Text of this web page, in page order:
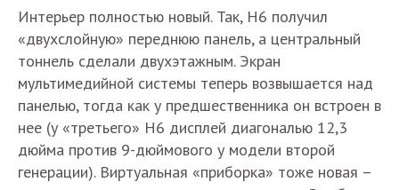
Интерьер полностью новый. Так, H6 получил
«двухслойную» переднюю панель, а центральный
тоннель сделали двухэтажным. Экран
мультимедийной системы теперь возвышается над
панелью, тогда как у предшественника он встроен в
нее (у «третьего» H6 дисплей диагональю 12,3
дюйма против 9-дюймового у модели второй
генерации). Виртуальная «приборка» тоже новая –